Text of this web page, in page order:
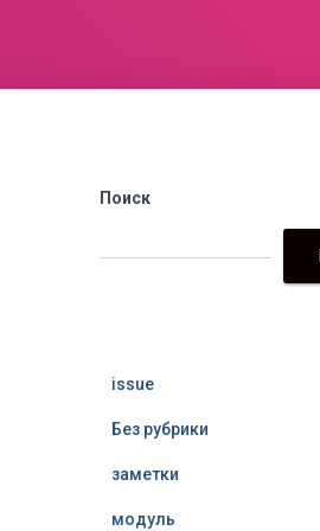
Поиск
issue
Без рубрики
заметки
модуль